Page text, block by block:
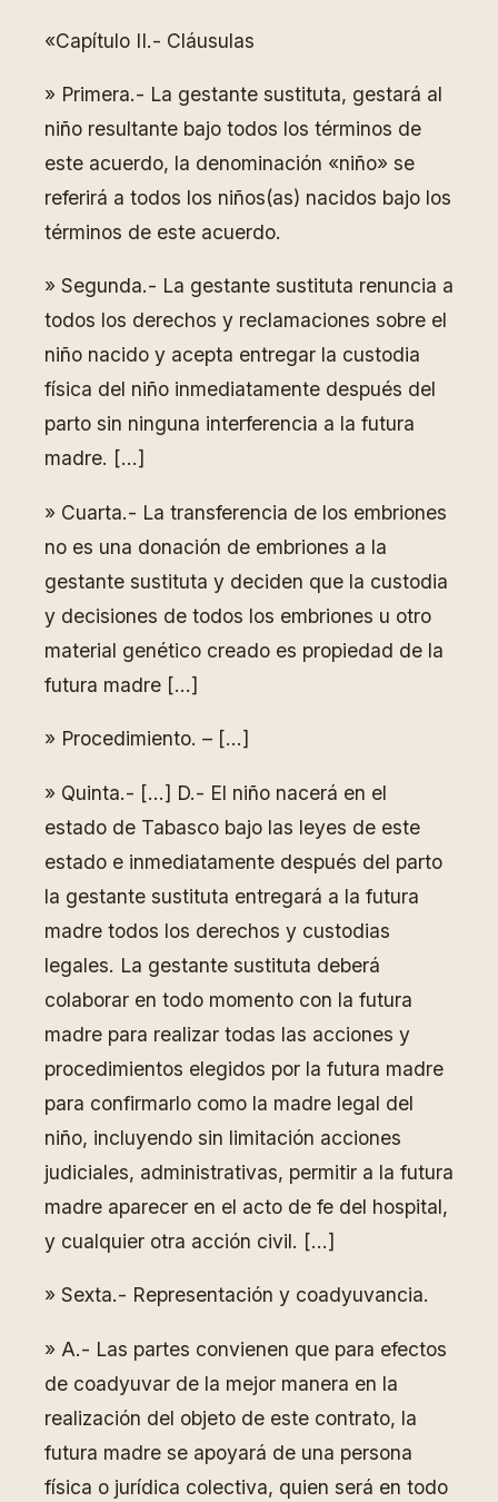
«Capítulo II.- Cláusulas
» Primera.- La gestante sustituta, gestará al
niño resultante bajo todos los términos de
este acuerdo, la denominación «niño» se
referirá a todos los niños(as) nacidos bajo los
términos de este acuerdo.
» Segunda.- La gestante sustituta renuncia a
todos los derechos y reclamaciones sobre el
niño nacido y acepta entregar la custodia
física del niño inmediatamente después del
parto sin ninguna interferencia a la futura
madre. […]
» Cuarta.- La transferencia de los embriones
no es una donación de embriones a la
gestante sustituta y deciden que la custodia
y decisiones de todos los embriones u otro
material genético creado es propiedad de la
futura madre […]
» Procedimiento. – […]
» Quinta.- […] D.- El niño nacerá en el
estado de Tabasco bajo las leyes de este
estado e inmediatamente después del parto
la gestante sustituta entregará a la futura
madre todos los derechos y custodias
legales. La gestante sustituta deberá
colaborar en todo momento con la futura
madre para realizar todas las acciones y
procedimientos elegidos por la futura madre
para confirmarlo como la madre legal del
niño, incluyendo sin limitación acciones
judiciales, administrativas, permitir a la futura
madre aparecer en el acto de fe del hospital,
y cualquier otra acción civil. […]
» Sexta.- Representación y coadyuvancia.
» A.- Las partes convienen que para efectos
de coadyuvar de la mejor manera en la
realización del objeto de este contrato, la
futura madre se apoyará de una persona
física o jurídica colectiva, quien será en todo